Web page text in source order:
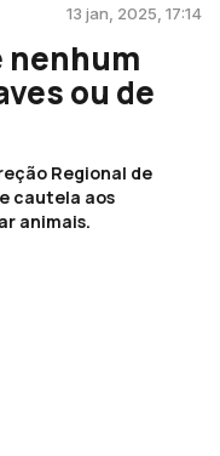
13 jan, 2025, 17:14
nenhum
ou de
Regional de
cautela aos
animais.